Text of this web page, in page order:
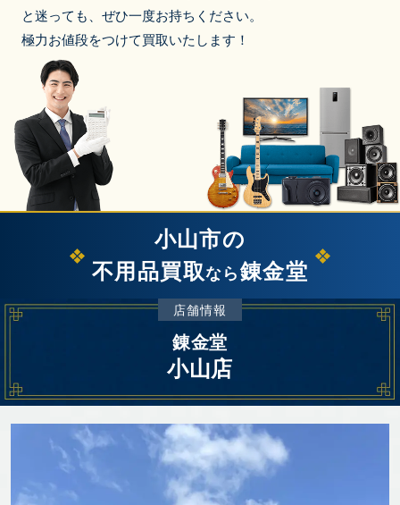
と迷っても、ぜひ一度お持ちください。
極力お値段をつけて買取いたします！
小山市の
不用品買取なら 錬金堂
店舗情報
錬金堂
小山店